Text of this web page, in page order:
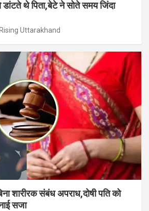
थे पिता,बेटे ने सोते समय जिंदा
Rising Uttarakhand
शारीरक संबंध अपराध,दोषी पति को
सजा